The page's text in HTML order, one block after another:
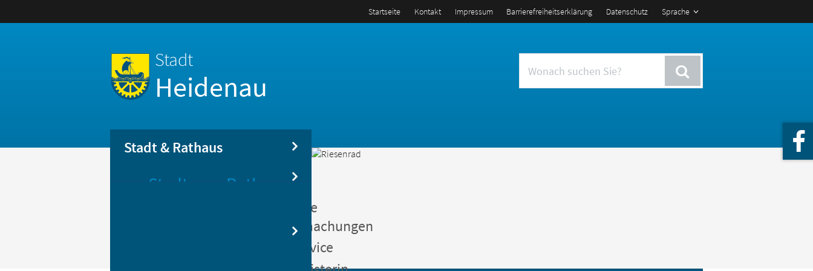
Sprache
Startseite Kontakt Impressum Barrierefreiheitserklärung Datenschutz
Stadt
Heidenau
Stadt & Rathaus
Stadt Rathaus
Öffentliche
Bekanntmachungen
Bürgerservice